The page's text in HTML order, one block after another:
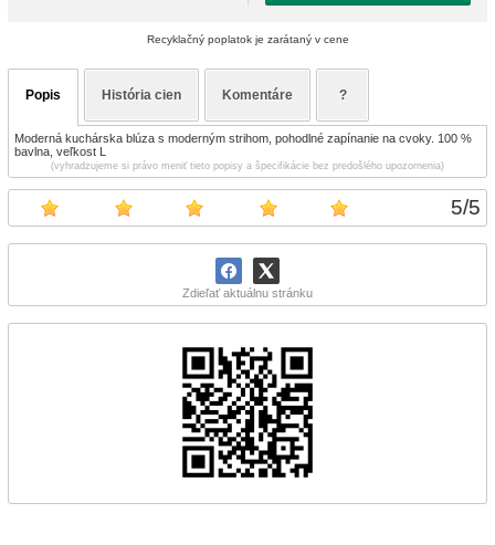
5/5
Zdieľať aktuálnu stránku
Recyklačný poplatok je zarátaný v cene
Popis História cien Komentáre ?
Moderná kuchárska blúza s moderným strihom, pohodlné zapínanie na cvoky. 100 %
bavlna, veľkost L
(vyhradzujeme si právo meniť tieto popisy a špecifikácie bez predošlého upozornenia)